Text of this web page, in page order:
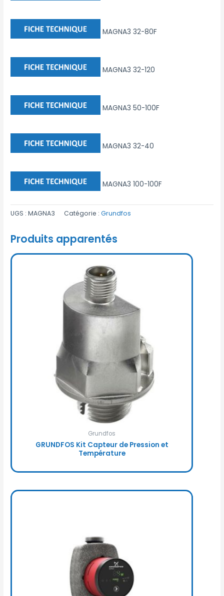
MAGNA3 32-80F
MAGNA3 32-120
MAGNA3 50-100F
MAGNA3 32-40
MAGNA3 100-100F
UGS :MAGNA3 Catégorie :Grundfos
Produits apparentés
Grundfos
GRUNDFOS Kit Capteur de Pression et
Température